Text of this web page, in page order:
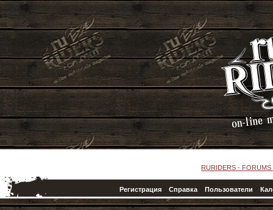
RURIDERS - FORUMS
Регистрация Справка Пользователи